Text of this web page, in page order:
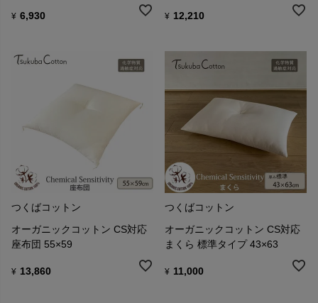
¥ 6,930 ¥ 12,210
つくばコットン
オーガニックコットン CS対応
座布団 55×59
¥ 13,860
つくばコットン
オーガニックコットン CS対応
まくら 標準タイプ 43×63
¥ 11,000